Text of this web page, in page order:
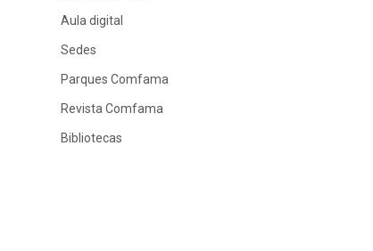
Aula digital
Sedes
Parques Comfama
Revista Comfama
Bibliotecas